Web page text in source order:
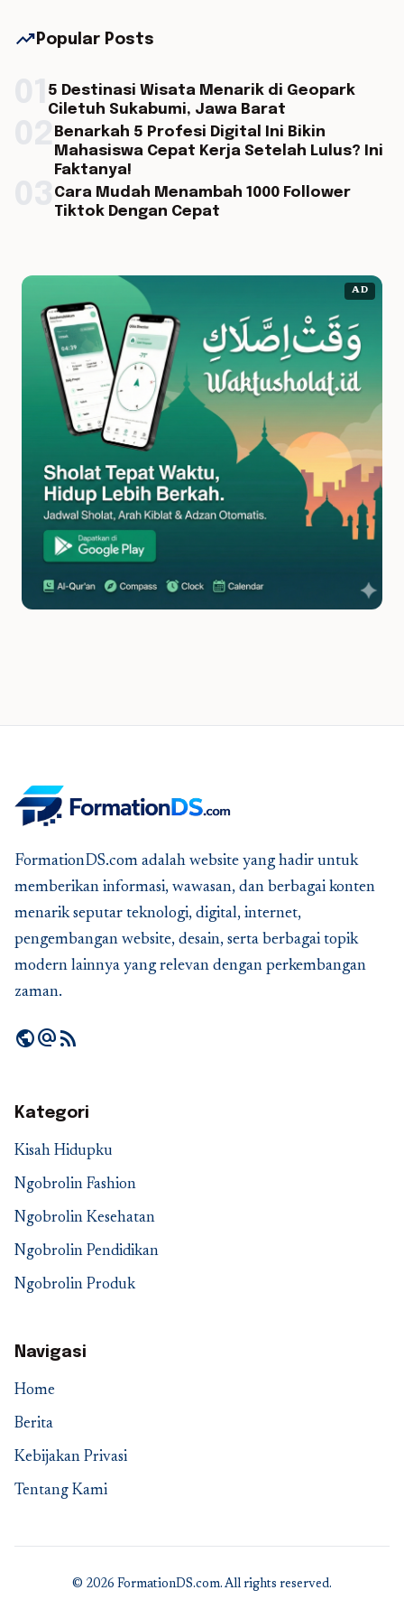
trending_up Popular Posts
5 Destinasi Wisata Menarik di Geopark
Ciletuh Sukabumi, Jawa Barat
Benarkah 5 Profesi Digital Ini Bikin
Mahasiswa Cepat Kerja Setelah Lulus? Ini
Faktanya!
Cara Mudah Menambah 1000 Follower
Tiktok Dengan Cepat
AD
FormationDS.com adalah website yang hadir untuk
memberikan informasi, wawasan, dan berbagai konten
menarik seputar teknologi, digital, internet,
pengembangan website, desain, serta berbagai topik
modern lainnya yang relevan dengan perkembangan
zaman.
publicalternate_emailrss_feed
Kategori
Kisah Hidupku
Ngobrolin Fashion
Ngobrolin Kesehatan
Ngobrolin Pendidikan
Ngobrolin Produk
Navigasi
Home
Berita
Kebijakan Privasi
Tentang Kami
© 2026 FormationDS.com. All rights reserved.